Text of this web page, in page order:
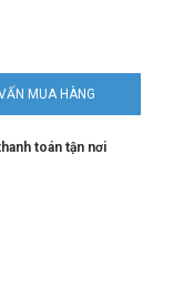
MUA HÀNG
toán tận nơi